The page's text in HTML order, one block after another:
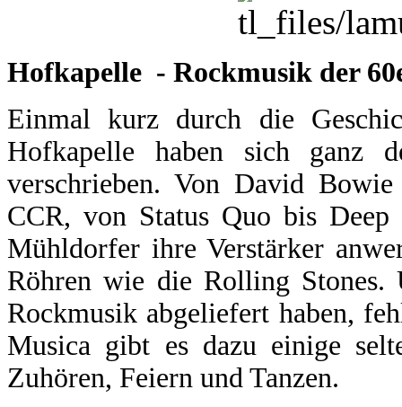
Hofkapelle - Rockmusik der
Einmal kurz durch die
Hofkapelle haben sich ganz
verschrieben. Von David
CCR, von Status Quo bis
Mühldorfer ihre Verstärker
Röhren wie die Rolling Stones.
Rockmusik abgeliefert haben,
Musica gibt es dazu einige
Zuhören, Feiern und Tanzen.